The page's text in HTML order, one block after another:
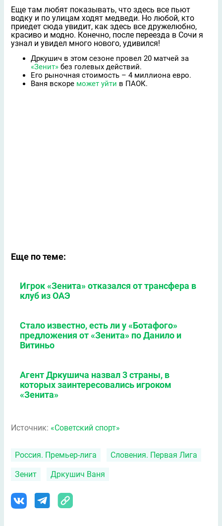
Ещe там любят показывать, что здесь все пьют
водку и по улицам ходят медведи. Но любой, кто
приедет сюда увидит, как здесь всe дружелюбно,
красиво и модно. Конечно, после переезда в Сочи я
узнал и увидел много нового, удивился!
Дркушич в этом сезоне провел 20 матчей за
«Зенит» без голевых действий.
Его рыночная стоимость – 4 миллиона евро.
Ваня вскоре может уйти в ПАОК.
Еще по теме:
Игрок «Зенита» отказался от трансфера в
клуб из ОАЭ
Стало известно, есть ли у «Ботафого»
предложения от «Зенита» по Данило и
Витиньо
Агент Дркушича назвал 3 страны, в
которых заинтересовались игроком
«Зенита»
Источник: «Советский спорт»
Россия. Премьер-лига Словения. Первая Лига
Зенит Дркушич Ваня